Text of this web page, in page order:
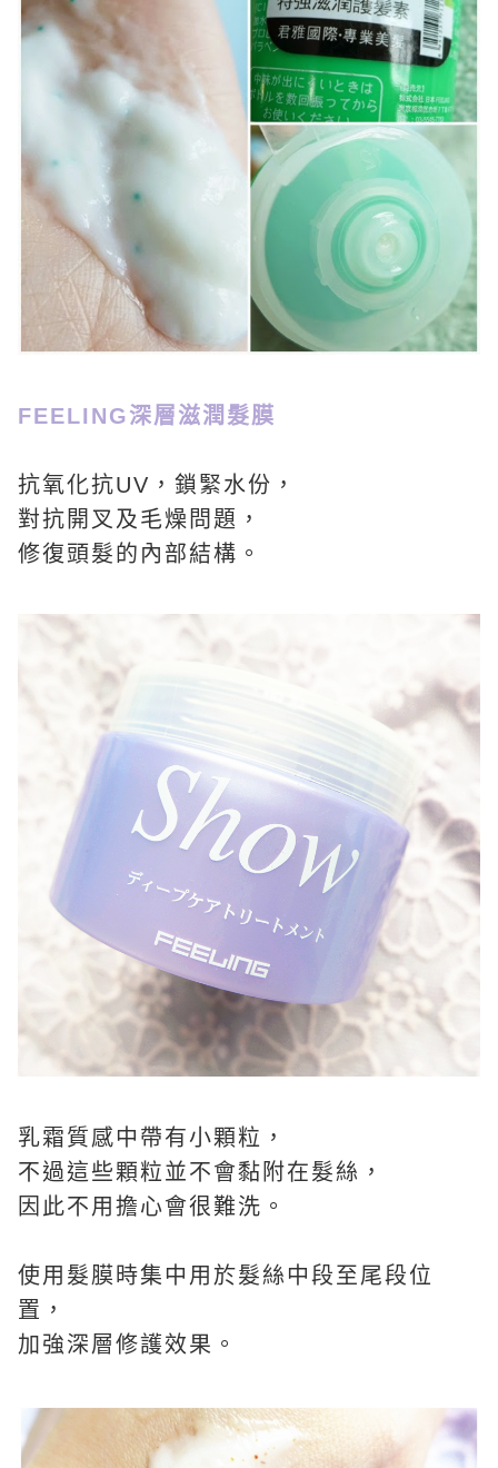
FEELING深層滋潤髮膜
抗氧化抗UV，鎖緊水份，
對抗開叉及毛燥問題，
修復頭髮的內部結構。
乳霜質感中帶有小顆粒，
不過這些顆粒並不會黏附在髮絲，
因此不用擔心會很難洗。
使用髮膜時集中用於髮絲中段至尾段位
置，
加強深層修護效果。